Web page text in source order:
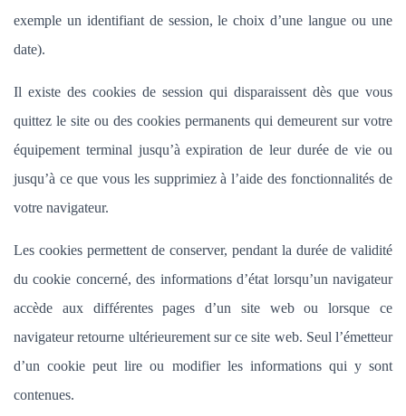
exemple un identifiant de session, le choix d’une langue ou une
date).
Il existe des cookies de session qui disparaissent dès que vous
quittez le site ou des cookies permanents qui demeurent sur votre
équipement terminal jusqu’à expiration de leur durée de vie ou
jusqu’à ce que vous les supprimiez à l’aide des fonctionnalités de
votre navigateur.
Les cookies permettent de conserver, pendant la durée de validité
du cookie concerné, des informations d’état lorsqu’un navigateur
accède aux différentes pages d’un site web ou lorsque ce
navigateur retourne ultérieurement sur ce site web. Seul l’émetteur
d’un cookie peut lire ou modifier les informations qui y sont
contenues.